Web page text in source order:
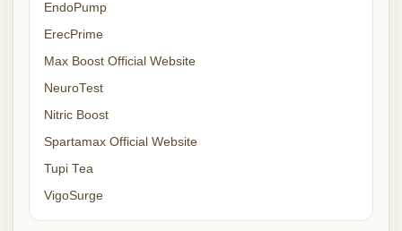
EndoPump
ErecPrime
Max Boost Official Website
NeuroTest
Nitric Boost
Spartamax Official Website
Tupi Tea
VigoSurge